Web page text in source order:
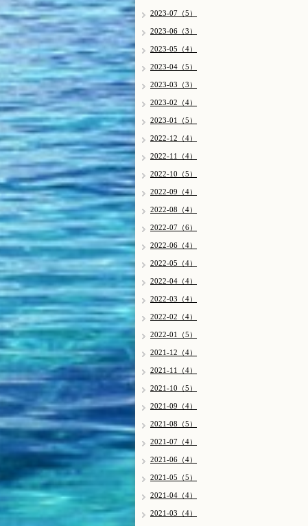
2023-07（5）
2023-06（3）
2023-05（4）
2023-04（5）
2023-03（3）
2023-02（4）
2023-01（5）
2022-12（4）
2022-11（4）
2022-10（5）
2022-09（4）
2022-08（4）
2022-07（6）
2022-06（4）
2022-05（4）
2022-04（4）
2022-03（4）
2022-02（4）
2022-01（5）
2021-12（4）
2021-11（4）
2021-10（5）
2021-09（4）
2021-08（5）
2021-07（4）
2021-06（4）
2021-05（5）
2021-04（4）
2021-03（4）